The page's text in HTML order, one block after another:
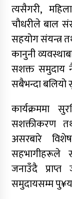
त्यसैगरी,
चौधरीले बाल
सहयोग संयन्त्र
कानुनी
सशक्त समुदाय
सबैभन्दा बलियो
कार्यक्रममा
सशक्तीकरण
असरबारे
सहभागीहरूले
जनाउँदै प्राप्त
समुदायसम्म